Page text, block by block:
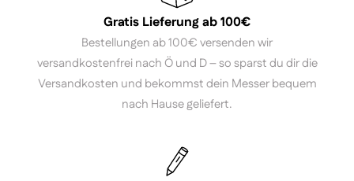
Gratis Lieferung ab 100€
Bestellungen ab 100€ versenden wir
versandkostenfrei nach Ö und D – so sparst du dir die
Versandkosten und bekommst dein Messer bequem
nach Hause geliefert.